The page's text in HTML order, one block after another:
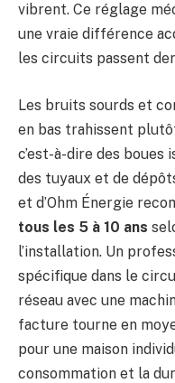
vibrent. Ce réglage
une vraie différence
les circuits passent
Les bruits sourds et
en bas trahissent
c’est-à-dire des boues
des tuyaux et de
et d’Ohm Énergie
tous les 5 à 10 ans
l’installation. Un
spécifique dans le
réseau avec une
facture tourne en
pour une maison
consommation et la